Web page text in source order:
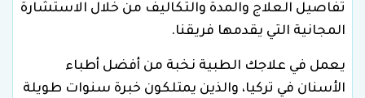
تفاصيل العلاج والمدة والتكاليف من خلال الاستشارة
المجانية التي يقدمها فريقنا.
يعمل في علاجك الطبية نخبة من أفضل أطباء
الأسنان في تركيا، والذين يمتلكون خبرة سنوات طويلة